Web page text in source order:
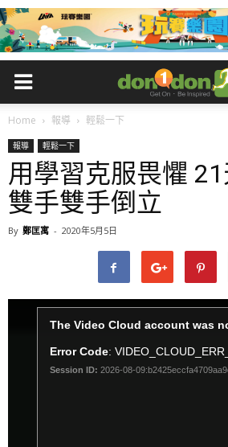
Home 報導 輕鬆一下
報導 輕鬆一下
用學習克服畏懼
雙手雙手倒立
By 鄭匡寓 - 2020年5月5日